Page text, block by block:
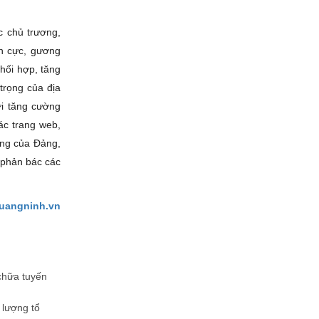
chủ trương,
cực, gương
hợp, tăng
của địa
tăng cường
trang web,
của Đảng,
bác các
tuyến
lượng tổ